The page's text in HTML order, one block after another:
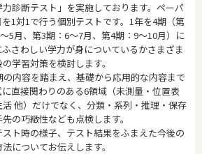
診断テスト」を実施しております。ペーパ
1対1で行う個別テストです。1年を4期（第
5月、第3期：6～7月、第4期：9～10月）に
さわしい学力が身についているかさまざま
学習対策を検討します。
内容を踏まえ、基礎から応用的な内容まで
直接関わりのある6領域（未測量・位置表
他）だけでなく、分類・系列・推理・保存
の巧緻性なども点検します。
ト時の様子、テスト結果をふまえた今後の
についてお伝えします。